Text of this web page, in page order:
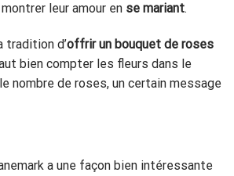
leur amour en se mariant.
tradition d’offrir un bouquet de roses
bien compter les fleurs dans le
nombre de roses, un certain message
a une façon bien intéressante